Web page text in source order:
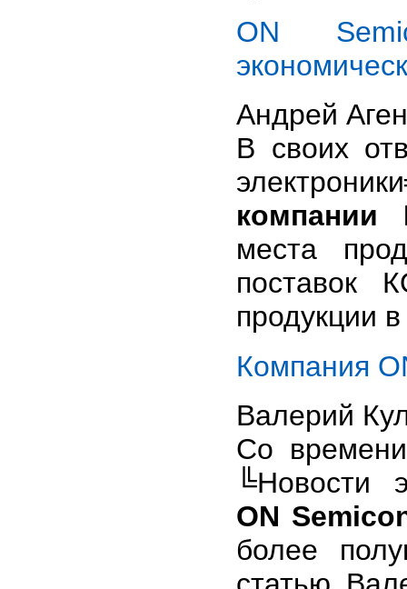
ON
Андрей
В своих
места
поставок
продукции
Компания
Валерий
Со
╚Новости
ON
более